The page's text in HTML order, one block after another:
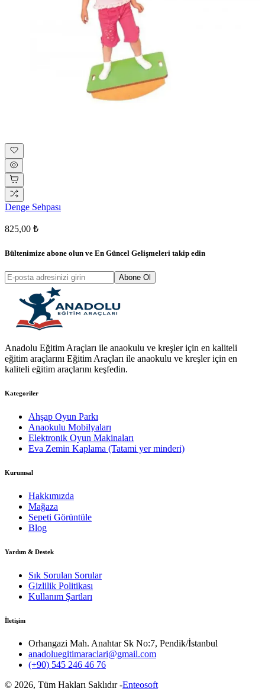
Denge Sehpası
825,00 ₺
Bültenimize abone olun ve En Güncel Gelişmeleri takip edin
Abone Ol
Anadolu Eğitim Araçları ile anaokulu ve kreşler için en kaliteli
eğitim araçlarını Eğitim Araçları ile anaokulu ve kreşler için en
kaliteli eğitim araçlarını keşfedin.
Kategoriler
Ahşap Oyun Parkı
Anaokulu Mobilyaları
Elektronik Oyun Makinaları
Eva Zemin Kaplama (Tatami yer minderi)
Kurumsal
Hakkımızda
Mağaza
Sepeti Görüntüle
Blog
Yardım & Destek
Sık Sorulan Sorular
Gizlilik Politikası
Kullanım Şartları
İletişim
Orhangazi Mah. Anahtar Sk No:7, Pendik/İstanbul
anadoluegitimaraclari@gmail.com
(+90) 545 246 46 76
© 2026, Tüm Hakları Saklıdır -Enteosoft